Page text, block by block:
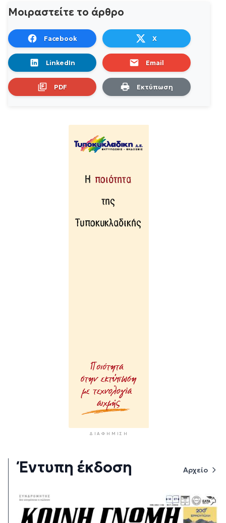
Μοιραστείτε το άρθρο
Facebook X
LinkedIn Email
PDF Εκτύπωση
ΔΙΑΦΉΜΙΣΗ
Έντυπη έκδοση Αρχείο